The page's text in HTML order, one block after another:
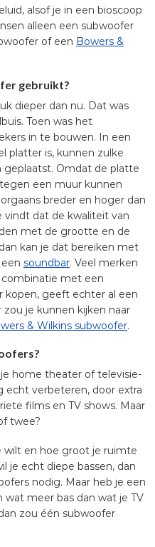
alsof je in een bioscoop
alleen een subwoofer
of een Bowers &
gebruikt?
dieper dan nu. Dat was
Toen was het
in te bouwen. In een
platter is, kunnen zulke
geplaatst. Omdat de platte
een muur kunnen
breder en hoger dan
vindt dat de kwaliteit van
met de grootte en de
kan je dat bereiken met
soundbar. Veel merken
met een
kopen, geeft echter al een
je kunnen kijken naar
& Wilkins subwoofer.
home theater of televisie-
echt verbeteren, door extra
films en TV shows. Maar
twee?
wilt en hoe groot je ruimte
je echt diepe bassen, dan
nodig. Maar heb je een
meer bas dan wat je TV
zou één subwoofer